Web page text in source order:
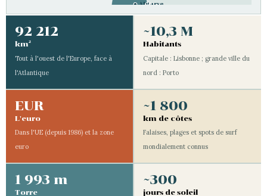
Algarve
92 212
km²
Tout à l'ouest de l'Europe, face à
l'Atlantique
~10,3 M
Habitants
Capitale : Lisbonne ; grande ville du
nord : Porto
EUR
L'euro
Dans l'UE (depuis 1986) et la zone
euro
~1 800
km de côtes
Falaises, plages et spots de surf
mondialement connus
1 993 m
Torre
~300
jours de soleil